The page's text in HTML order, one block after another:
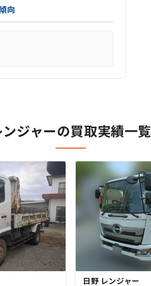
向
ンジャーの買取実績一覧
日野 レンジャー